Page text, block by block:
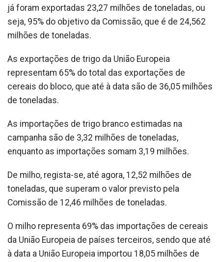
já foram exportadas 23,27 milhões de toneladas, ou
seja, 95% do objetivo da Comissão, que é de 24,562
milhões de toneladas.
As exportações de trigo da União Europeia
representam 65% do total das exportações de
cereais do bloco, que até à data são de 36,05 milhões
de toneladas.
As importações de trigo branco estimadas na
campanha são de 3,32 milhões de toneladas,
enquanto as importações somam 3,19 milhões.
De milho, regista-se, até agora, 12,52 milhões de
toneladas, que superam o valor previsto pela
Comissão de 12,46 milhões de toneladas.
O milho representa 69% das importações de cereais
da União Europeia de países terceiros, sendo que até
à data a União Europeia importou 18,05 milhões de